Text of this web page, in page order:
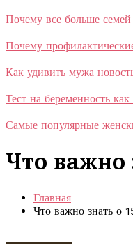
Почему все больше
Почему
Как удивить мужа
Тест на беременность
Самые популярные
Что важно
Главная
Что важно знать о